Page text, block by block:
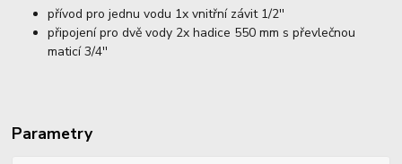
přívod pro jednu vodu 1x vnitřní závit 1/2''
připojení pro dvě vody 2x hadice 550 mm s převlečnou
maticí 3/4''
Parametry